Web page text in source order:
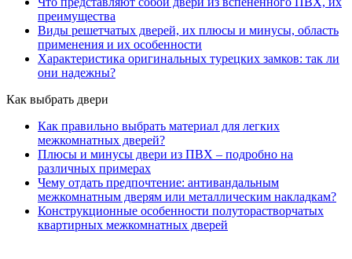
преимущества
Виды решетчатых дверей, их плюсы и минусы, область
применения и их особенности
Характеристика оригинальных турецких замков: так ли
они надежны?
Как выбрать двери
Как правильно выбрать материал для легких
межкомнатных дверей?
Плюсы и минусы двери из ПВХ – подробно на
различных примерах
Чему отдать предпочтение: антивандальным
межкомнатным дверям или металлическим накладкам?
Конструкционные особенности полуторастворчатых
квартирных межкомнатных дверей